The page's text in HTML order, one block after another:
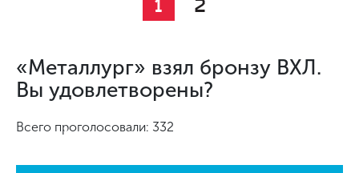
1 2
«Металлург» взял бронзу ВХЛ.
Вы удовлетворены?
Всего проголосовали: 332